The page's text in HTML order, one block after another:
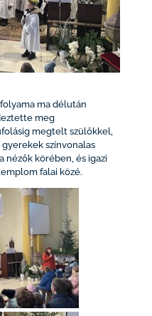
ma délután
meg
megtelt szülőkkel,
színvonalas
nézők körében, és igazi
falai közé.